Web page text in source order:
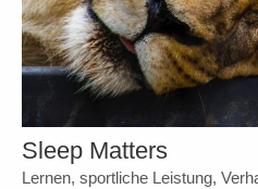
Sleep Matters
Lernen, sportliche Leistung,